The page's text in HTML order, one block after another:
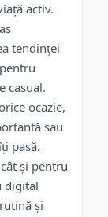
activ.
tendinței
casual.
ocazie,
sau
pasă.
și pentru
digital
și